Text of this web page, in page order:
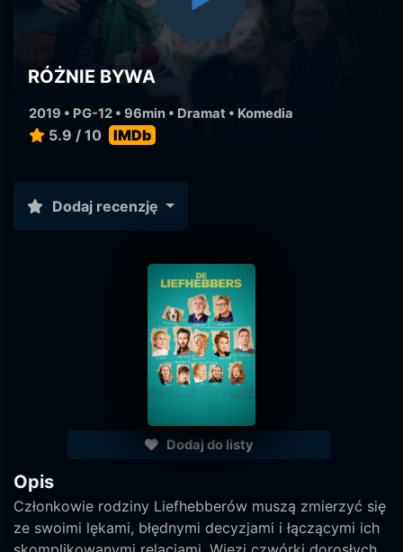
RÓŻNIE BYWA
2019 • PG-12 • 96min • Dramat • Komedia
5.9 / 10 IMDb
Dodaj recenzję
Dodaj do listy
Opis
Członkowie rodziny Liefhebberów muszą zmierzyć się
ze swoimi lękami, błędnymi decyzjami i łączącymi ich